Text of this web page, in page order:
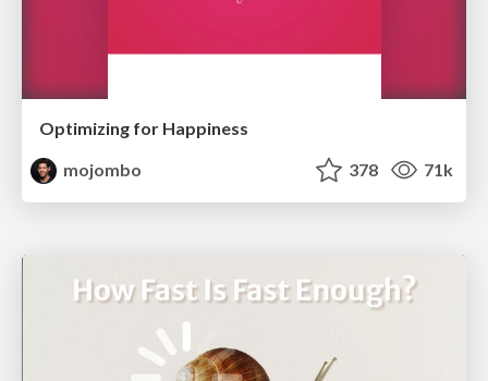
Optimizing for Happiness
mojombo
378 71k